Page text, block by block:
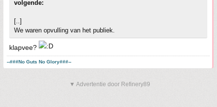
volgende:
[..]
We waren opvulling van het publiek.
klapvee?
--###No Guts No Glory###--
▼ Advertentie door Refinery89